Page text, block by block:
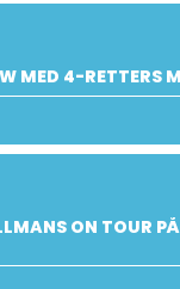
MED 4-RETTERS
ON TOUR